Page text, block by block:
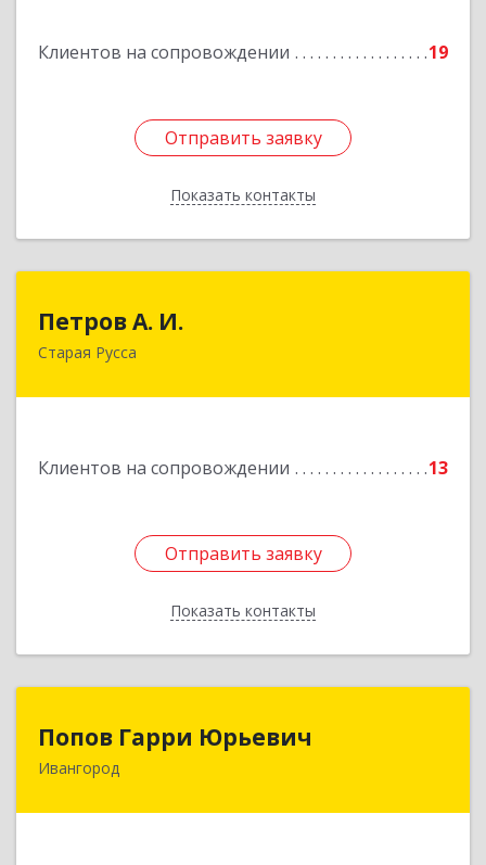
Клиентов на сопровождении 19
Отправить заявку
Показать контакты
Отправить заявку
Назад
Петров А. И.
Старая Русса
Клиентов на сопровождении 13
Отправить заявку
Показать контакты
Отправить заявку
Назад
Попов Гарри Юрьевич
Ивангород